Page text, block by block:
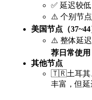
✅ 延迟较
⚠️ 个别节
美国节点（37~44
⚠️ 整体延迟
荐日常使用
其他节点
🇹🇷土耳其
丰富，但延